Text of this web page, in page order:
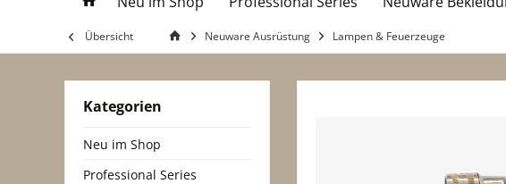
Übersicht Neuware Ausrüstung Lampen & Feuerzeuge
Kategorien
Neu im Shop
Professional Series